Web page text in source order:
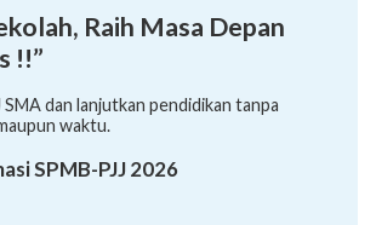
Raih Masa Depan
!!”
dan lanjutkan pendidikan tanpa
waktu.
SPMB-PJJ 2026